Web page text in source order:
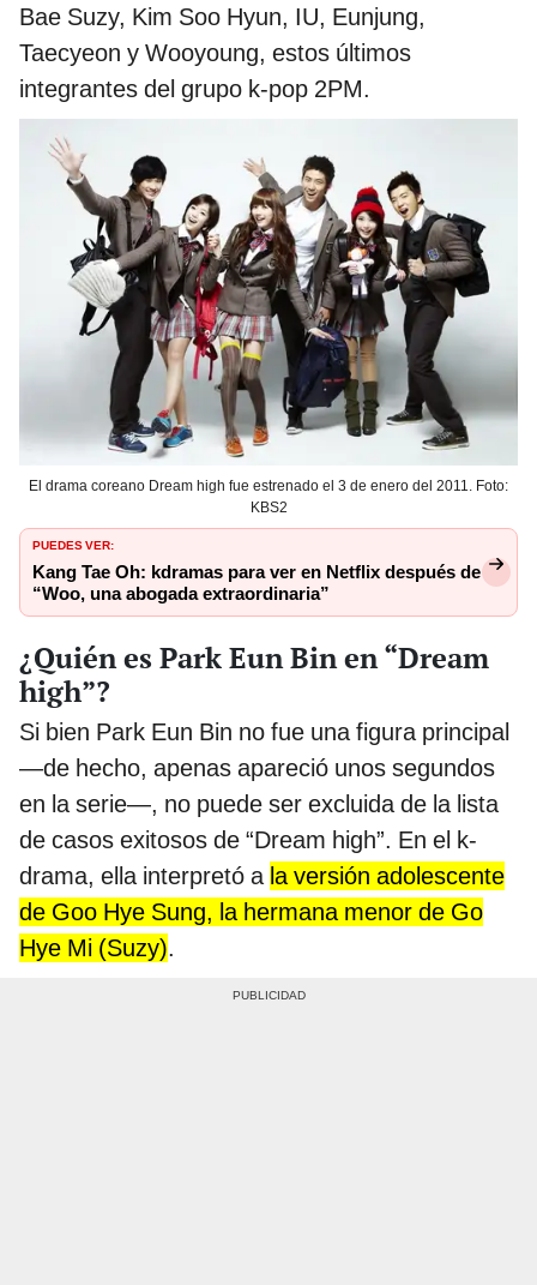
Bae Suzy, Kim Soo Hyun, IU, Eunjung,
Taecyeon y Wooyoung, estos últimos
integrantes del grupo k-pop 2PM.
El drama coreano Dream high fue estrenado el 3 de enero del 2011. Foto:
KBS2
PUEDES VER:
Kang Tae Oh: kdramas para ver en Netflix después de
“Woo, una abogada extraordinaria”
¿Quién es Park Eun Bin en “Dream
high”?
Si bien Park Eun Bin no fue una figura principal
—de hecho, apenas apareció unos segundos
en la serie—, no puede ser excluida de la lista
de casos exitosos de “Dream high”. En el k-
drama, ella interpretó a la versión adolescente
de Goo Hye Sung, la hermana menor de Go
Hye Mi (Suzy).